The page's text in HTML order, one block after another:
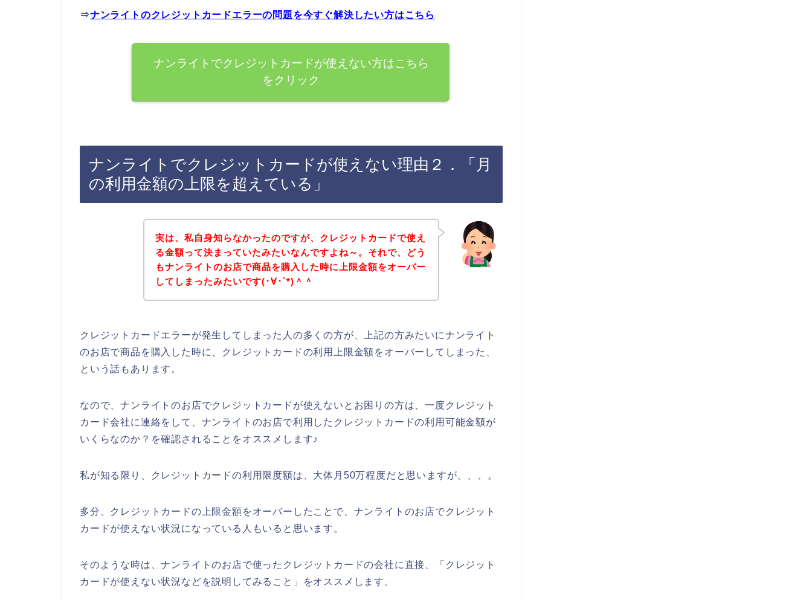
⇒ナンライトのクレジットカードエラーの問題を今すぐ解決したい方はこちら
ナンライトでクレジットカードが使えない方はこちら
をクリック
ナンライトでクレジットカードが使えない理由２．「月
の利用金額の上限を超えている」
実は、私自身知らなかったのですが、クレジットカードで使え
る金額って決まっていたみたいなんですよね～。それで、どう
もナンライトのお店で商品を購入した時に上限金額をオーバー
してしまったみたいです(･∀･`*)＾＾
クレジットカードエラーが発生してしまった人の多くの方が、上記の方みたいにナンライト
のお店で商品を購入した時に、クレジットカードの利用上限金額をオーバーしてしまった、
という話もあります。
なので、ナンライトのお店でクレジットカードが使えないとお困りの方は、一度クレジット
カード会社に連絡をして、ナンライトのお店で利用したクレジットカードの利用可能金額が
いくらなのか？を確認されることをオススメします♪
私が知る限り、クレジットカードの利用限度額は、大体月50万程度だと思いますが、、、。
多分、クレジットカードの上限金額をオーバーしたことで、ナンライトのお店でクレジット
カードが使えない状況になっている人もいると思います。
そのような時は、ナンライトのお店で使ったクレジットカードの会社に直接、「クレジット
カードが使えない状況などを説明してみること」をオススメします。